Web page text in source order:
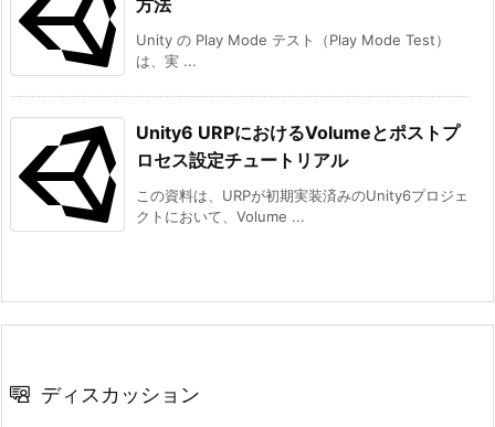
Unity の Play Mode テスト（Play Mode Test）
は、実 ...
Unity6 URPにおけるVolumeとポストプ
ロセス設定チュートリアル
この資料は、URPが初期実装済みのUnity6プロジェ
クトにおいて、Volume ...
ディスカッション